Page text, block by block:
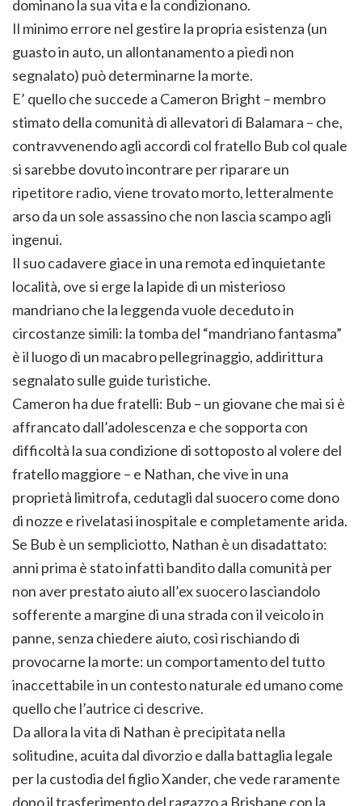
dominano la sua vita e la condizionano.
Il minimo errore nel gestire la propria esistenza (un
guasto in auto, un allontanamento a piedi non
segnalato) può determinarne la morte.
E’ quello che succede a Cameron Bright – membro
stimato della comunità di allevatori di Balamara – che,
contravvenendo agli accordi col fratello Bub col quale
si sarebbe dovuto incontrare per riparare un
ripetitore radio, viene trovato morto, letteralmente
arso da un sole assassino che non lascia scampo agli
ingenui.
Il suo cadavere giace in una remota ed inquietante
località, ove si erge la lapide di un misterioso
mandriano che la leggenda vuole deceduto in
circostanze simili: la tomba del “mandriano fantasma”
è il luogo di un macabro pellegrinaggio, addirittura
segnalato sulle guide turistiche.
Cameron ha due fratelli: Bub – un giovane che mai si è
affrancato dall’adolescenza e che sopporta con
difficoltà la sua condizione di sottoposto al volere del
fratello maggiore – e Nathan, che vive in una
proprietà limitrofa, cedutagli dal suocero come dono
di nozze e rivelatasi inospitale e completamente arida.
Se Bub è un sempliciotto, Nathan è un disadattato:
anni prima è stato infatti bandito dalla comunità per
non aver prestato aiuto all’ex suocero lasciandolo
sofferente a margine di una strada con il veicolo in
panne, senza chiedere aiuto, così rischiando di
provocarne la morte: un comportamento del tutto
inaccettabile in un contesto naturale ed umano come
quello che l’autrice ci descrive.
Da allora la vita di Nathan è precipitata nella
solitudine, acuita dal divorzio e dalla battaglia legale
per la custodia del figlio Xander, che vede raramente
dopo il trasferimento del ragazzo a Brisbane con la